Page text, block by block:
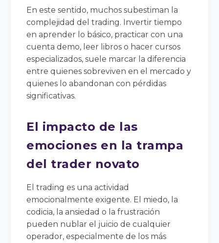
En este sentido, muchos subestiman la
complejidad del trading. Invertir tiempo
en aprender lo básico, practicar con una
cuenta demo, leer libros o hacer cursos
especializados, suele marcar la diferencia
entre quienes sobreviven en el mercado y
quienes lo abandonan con pérdidas
significativas.
El impacto de las
emociones en la trampa
del trader novato
El trading es una actividad
emocionalmente exigente. El miedo, la
codicia, la ansiedad o la frustración
pueden nublar el juicio de cualquier
operador, especialmente de los más